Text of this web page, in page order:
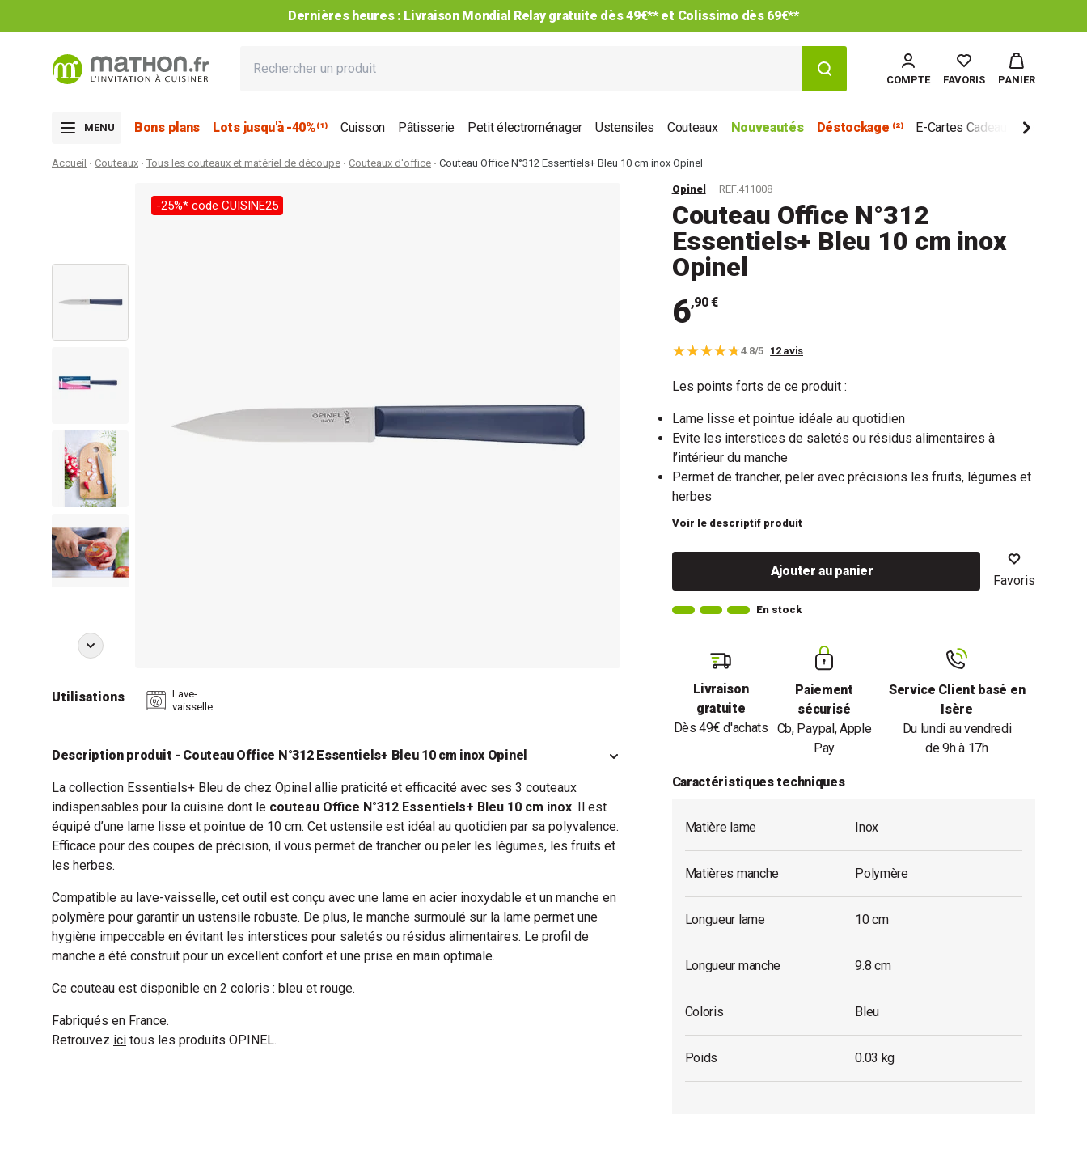
Dernières heures : Livraison Mondial Relay gratuite dès 49€** et Colissimo dès 69€**
COMPTE FAVORIS PANIER
MENU Bons plans Lots jusqu'à -40%⁽¹⁾ Cuisson Pâtisserie Petit électroménager Ustensiles Couteaux Nouveautés Déstockage ⁽²⁾ E-Cartes Cadeau Marques
Accueil Couteaux Tous les couteaux et matériel de découpe Couteaux d'office Couteau Office N°312 Essentiels+ Bleu 10 cm inox Opinel
-25%* code CUISINE25
Opinel REF.411008
Couteau Office N°312
Essentiels+ Bleu 10 cm inox
Opinel
6,90 €
4.8/5 12 avis
Les points forts de ce produit :
Lame lisse et pointue idéale au quotidien
Evite les interstices de saletés ou résidus alimentaires à
l’intérieur du manche
Permet de trancher, peler avec précisions les fruits, légumes et
herbes
Voir le descriptif produit
Ajouter au panier
Favoris
En stock
Livraison
gratuite
Dès 49€ d'achats
Paiement
sécurisé
Cb, Paypal, Apple
Pay
Service Client basé en
Isère
Du lundi au vendredi
de 9h à 17h
Caractéristiques techniques
Matière lame Inox
Matières manche Polymère
Longueur lame 10 cm
Longueur manche 9.8 cm
Coloris Bleu
Poids 0.03 kg
Utilisations
Lave-
vaisselle
Description produit - Couteau Office N°312 Essentiels+ Bleu 10 cm inox Opinel
La collection Essentiels+ Bleu de chez Opinel allie praticité et efficacité avec ses 3 couteaux
indispensables pour la cuisine dont le couteau Office N°312 Essentiels+ Bleu 10 cm inox. Il est
équipé d’une lame lisse et pointue de 10 cm. Cet ustensile est idéal au quotidien par sa polyvalence.
Efficace pour des coupes de précision, il vous permet de trancher ou peler les légumes, les fruits et
les herbes.
Compatible au lave-vaisselle, cet outil est conçu avec une lame en acier inoxydable et un manche en
polymère pour garantir un ustensile robuste. De plus, le manche surmoulé sur la lame permet une
hygiène impeccable en évitant les interstices pour saletés ou résidus alimentaires. Le profil de
manche a été construit pour un excellent confort et une prise en main optimale.
Ce couteau est disponible en 2 coloris : bleu et rouge.
Fabriqués en France.
Retrouvez ici tous les produits OPINEL.